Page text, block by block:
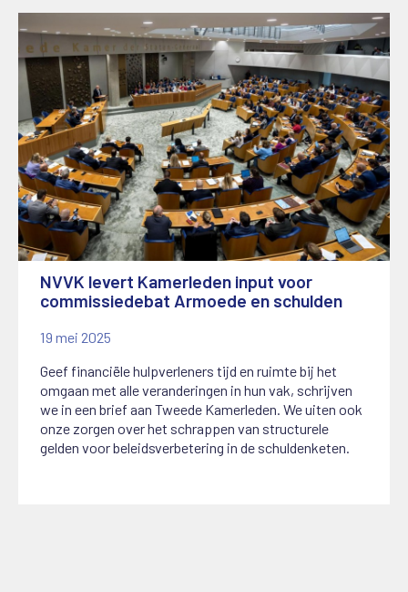
NVVK levert Kamerleden input voor
commissiedebat Armoede en schulden
19 mei 2025
Geef financiële hulpverleners tijd en ruimte bij het
omgaan met alle veranderingen in hun vak, schrijven
we in een brief aan Tweede Kamerleden. We uiten ook
onze zorgen over het schrappen van structurele
gelden voor beleidsverbetering in de schuldenketen.